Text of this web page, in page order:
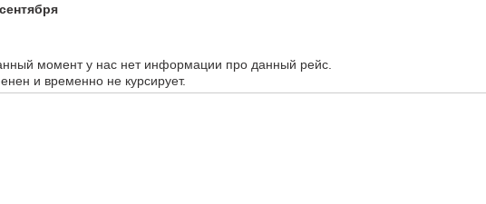
момент у нас нет информации про данный рейс.
и временно не курсирует.